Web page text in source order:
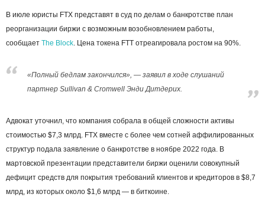
В июле юристы FTX представят в суд по делам о банкротстве план
реорганизации биржи с возможным возобновлением работы,
сообщает The Block. Цена токена FTT отреагировала ростом на 90%.
«Полный бедлам закончился», — заявил в ходе слушаний
партнер Sullivan & Cromwell Энди Дитдерих.
Адвокат уточнил, что компания собрала в общей сложности активы
стоимостью $7,3 млрд. FTX вместе с более чем сотней аффилированных
структур подала заявление о банкротстве в ноябре 2022 года. В
мартовской презентации представители биржи оценили совокупный
дефицит средств для покрытия требований клиентов и кредиторов в $8,7
млрд, из которых около $1,6 млрд — в биткоине.